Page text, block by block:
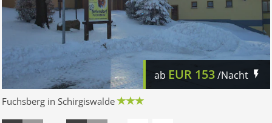
ab EUR 153/Nacht
Fuchsberg in Schirgiswalde